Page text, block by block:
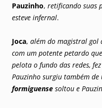
Pauzinho, retificando suas
esteve infernal.
Joca, além do magistral gol
com um potente petardo
pelota o fundo das redes,
Pauzinho surgiu também
formiguense soltou e